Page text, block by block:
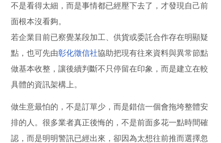
不是看得太細，而是事情都已經壓下去了，才發現自己前
面根本沒看夠。
若企業目前已察覺某段加工、供貨或委託合作存在明顯疑
點，也可先由彰化徵信社協助把現有往來資料與異常節點
做基本收整，讓後續判斷不只停留在印象，而是建立在較
具體的資訊架構上。
做生意最怕的，不是訂單少，而是錯信一個會拖垮整體安
排的人。很多業者真正後悔的，不是前面多花一點時間確
認，而是明明警訊已經出來，卻因為太想往前推而選擇忽